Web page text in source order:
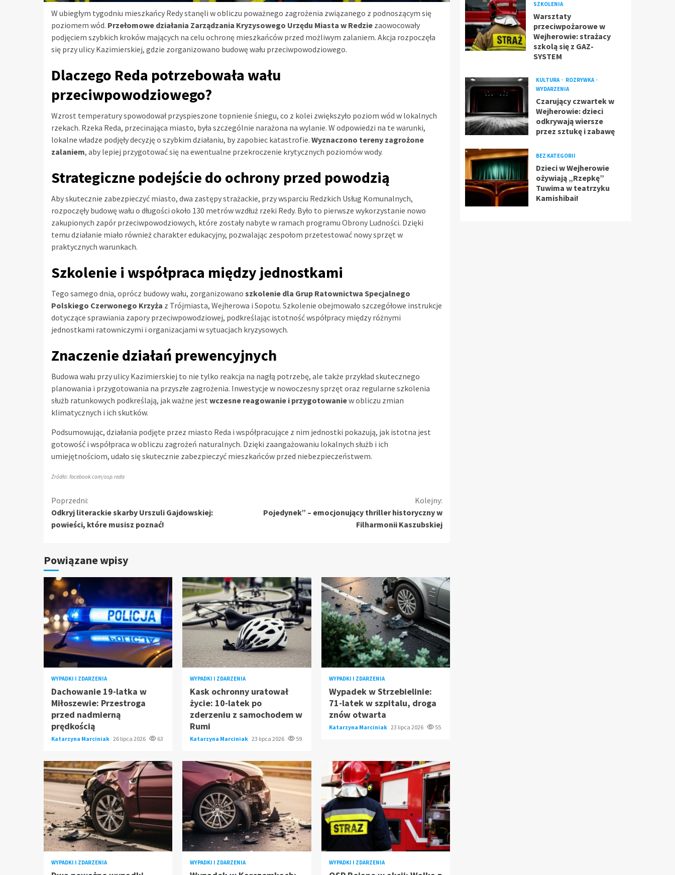
W ubiegłym tygodniu mieszkańcy Redy stanęli w obliczu poważnego zagrożenia związanego z podnoszącym się
poziomem wód. Przełomowe działania Zarządzania Kryzysowego Urzędu Miasta w Redzie zaowocowały
podjęciem szybkich kroków mających na celu ochronę mieszkańców przed możliwym zalaniem. Akcja rozpoczęła
się przy ulicy Kazimierskiej, gdzie zorganizowano budowę wału przeciwpowodziowego.
Dlaczego Reda potrzebowała wału
przeciwpowodziowego?
Wzrost temperatury spowodował przyspieszone topnienie śniegu, co z kolei zwiększyło poziom wód w lokalnych
rzekach. Rzeka Reda, przecinająca miasto, była szczególnie narażona na wylanie. W odpowiedzi na te warunki,
lokalne władze podjęły decyzję o szybkim działaniu, by zapobiec katastrofie. Wyznaczono tereny zagrożone
zalaniem, aby lepiej przygotować się na ewentualne przekroczenie krytycznych poziomów wody.
Strategiczne podejście do ochrony przed powodzią
Aby skutecznie zabezpieczyć miasto, dwa zastępy strażackie, przy wsparciu Redzkich Usług Komunalnych,
rozpoczęły budowę wału o długości około 130 metrów wzdłuż rzeki Redy. Było to pierwsze wykorzystanie nowo
zakupionych zapór przeciwpowodziowych, które zostały nabyte w ramach programu Obrony Ludności. Dzięki
temu działanie miało również charakter edukacyjny, pozwalając zespołom przetestować nowy sprzęt w
praktycznych warunkach.
Szkolenie i współpraca między jednostkami
Tego samego dnia, oprócz budowy wału, zorganizowano szkolenie dla Grup Ratownictwa Specjalnego
Polskiego Czerwonego Krzyża z Trójmiasta, Wejherowa i Sopotu. Szkolenie obejmowało szczegółowe instrukcje
dotyczące sprawiania zapory przeciwpowodziowej, podkreślając istotność współpracy między różnymi
jednostkami ratowniczymi i organizacjami w sytuacjach kryzysowych.
Znaczenie działań prewencyjnych
Budowa wału przy ulicy Kazimierskiej to nie tylko reakcja na nagłą potrzebę, ale także przykład skutecznego
planowania i przygotowania na przyszłe zagrożenia. Inwestycje w nowoczesny sprzęt oraz regularne szkolenia
służb ratunkowych podkreślają, jak ważne jest wczesne reagowanie i przygotowaniew obliczu zmian
klimatycznych i ich skutków.
Podsumowując, działania podjęte przez miasto Reda i współpracujące z nim jednostki pokazują, jak istotna jest
gotowość i współpraca w obliczu zagrożeń naturalnych. Dzięki zaangażowaniu lokalnych służb i ich
umiejętnościom, udało się skutecznie zabezpieczyć mieszkańców przed niebezpieczeństwem.
Źródło: facebook.com/osp.reda
Kontynuuj
czytanie
Poprzedni:
Odkryj literackie skarby Urszuli Gajdowskiej:
powieści, które musisz poznać!
Kolejny:
Pojedynek” – emocjonujący thriller historyczny w
Filharmonii Kaszubskiej
Powiązane wpisy
WYPADKI I ZDARZENIA
Dachowanie 19-latka w
Miłoszewie: Przestroga
przed nadmierną
prędkością
Katarzyna Marciniak 26 lipca 2026 63
WYPADKI I ZDARZENIA
Kask ochronny uratował
życie: 10-latek po
zderzeniu z samochodem w
Rumi
Katarzyna Marciniak 23 lipca 2026 59
WYPADKI I ZDARZENIA
Wypadek w Strzebielinie:
71-latek w szpitalu, droga
znów otwarta
Katarzyna Marciniak 23 lipca 2026 55
WYPADKI I ZDARZENIA WYPADKI I ZDARZENIA WYPADKI I ZDARZENIA
SZKOLENIA
Warsztaty
przeciwpożarowe w
Wejherowie: strażacy
szkolą się z GAZ-
SYSTEM
KULTURA
ROZRYWKA
WYDARZENIA
Czarujący czwartek w
Wejherowie: dzieci
odkrywają wiersze
przez sztukę i zabawę
BEZ KATEGORII
Dzieci w Wejherowie
ożywiają „Rzepkę”
Tuwima w teatrzyku
Kamishibai!